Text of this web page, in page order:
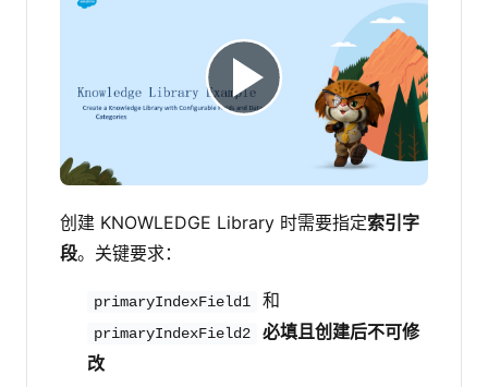
创建 KNOWLEDGE Library 时需要指定索引字
段。关键要求：
primaryIndexField1 和
primaryIndexField2
必填且创建后不可修
改